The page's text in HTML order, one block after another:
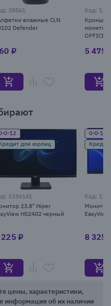
38561
влажные CLN
Defender
₽
Код:
OFFICE-
5 475
для юрлиц
1336141
23.8" Hiper
HS2402 черный
225 ₽
0·0·12
Код:
Монитор
8 325
цены, характеристики,
информация об их наличии